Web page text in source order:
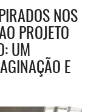
NOS
PROJETO
UM
E